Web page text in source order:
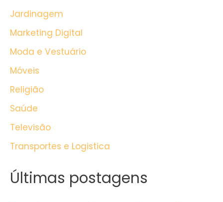
Jardinagem
Marketing Digital
Moda e Vestuário
Móveis
Religião
Saúde
Televisão
Transportes e Logistica
Últimas postagens